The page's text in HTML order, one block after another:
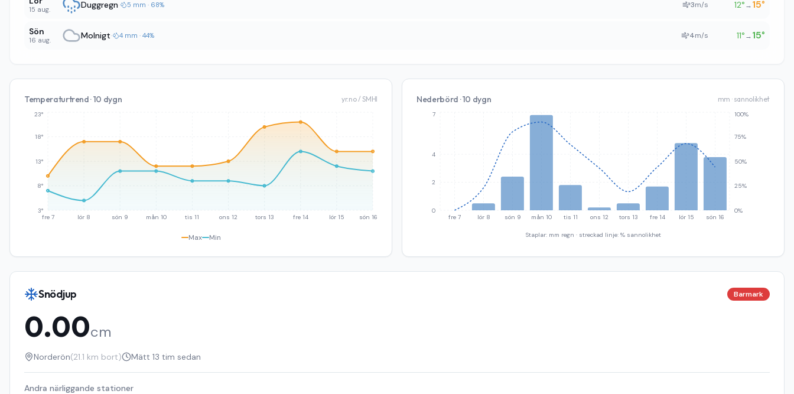
15 aug. Duggregn· 5 mm · 68% 3m/s 12°→15°
Sön
16 aug. Molnigt· 4 mm · 44% 4m/s 11°→15°
Temperaturtrend · 10 dygn yr.no / SMHI
fre 7 lör 8 sön 9 mån 10 tis 11 ons 12 tors 13 fre 14 lör 15 sön 16
3°
8°
13°
18°
23°
Max Min
Nederbörd · 10 dygn mm · sannolikhet
fre 7 lör 8 sön 9 mån 10 tis 11 ons 12 tors 13 fre 14 lör 15 sön 16
0
2
4
7
0%
25%
50%
75%
100%
Staplar: mm regn · streckad linje: % sannolikhet
Snödjup Barmark
0.00cm
Norderön(21.1 km bort) Mätt 13 tim sedan
Andra närliggande stationer